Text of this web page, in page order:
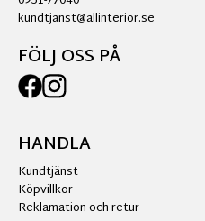
kundtjanst@allinterior.se
FÖLJ OSS PÅ
HANDLA
Kundtjänst
Köpvillkor
Reklamation och retur